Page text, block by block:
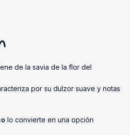
de la savia de la flor del
por su dulzor suave y notas
lo convierte en una opción